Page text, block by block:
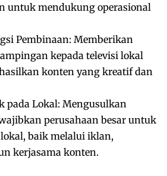
untuk mendukung operasional
Pembinaan: Memberikan
kepada televisi lokal
konten yang kreatif dan
pada Lokal: Mengusulkan
perusahaan besar untuk
baik melalui iklan,
kerjasama konten.